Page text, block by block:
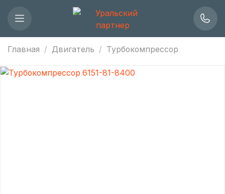
Главная Двигатель Турбокомпрессор